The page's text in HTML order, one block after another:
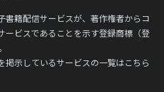
書籍配信サービスが、著作権者からコ
ービスであることを示す登録商標（登
掲示しているサービスの一覧はこちら